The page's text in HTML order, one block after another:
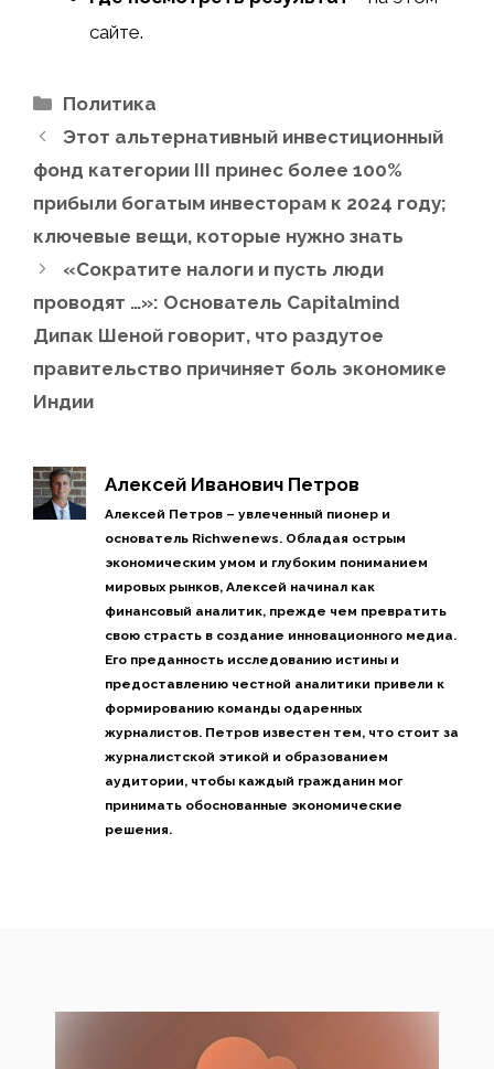
сайте.
Рубрики
Политика
Этот альтернативный инвестиционный
фонд категории III принес более 100%
прибыли богатым инвесторам к 2024 году;
ключевые вещи, которые нужно знать
«Сократите налоги и пусть люди
проводят …»: Основатель Capitalmind
Дипак Шеной говорит, что раздутое
правительство причиняет боль экономике
Индии
Алексей Иванович Петров
Алексей Петров – увлеченный пионер и
основатель Richwenews. Обладая острым
экономическим умом и глубоким пониманием
мировых рынков, Алексей начинал как
финансовый аналитик, прежде чем превратить
свою страсть в создание инновационного медиа.
Его преданность исследованию истины и
предоставлению честной аналитики привели к
формированию команды одаренных
журналистов. Петров известен тем, что стоит за
журналистской этикой и образованием
аудитории, чтобы каждый гражданин мог
принимать обоснованные экономические
решения.